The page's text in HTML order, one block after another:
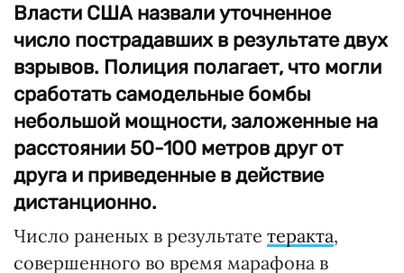
Власти США назвали уточненное
число пострадавших в результате двух
взрывов. Полиция полагает, что могли
сработать самодельные бомбы
небольшой мощности, заложенные на
расстоянии 50-100 метров друг от
друга и приведенные в действие
дистанционно.
Число раненых в результате теракта,
совершенного во время марафона в